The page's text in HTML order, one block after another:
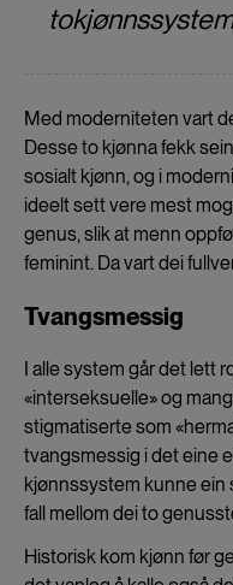
Med moderniteten vart
Desse to kjønna fekk
sosialt kjønn, og i
ideelt sett vere mest
genus, slik at menn
feminint. Da vart dei
Tvangsmessig
I alle system går det lett
«interseksuelle» og
stigmatiserte som
tvangsmessig i det eine
kjønnssystem kunne ein
fall mellom dei to
Historisk kom kjønn før